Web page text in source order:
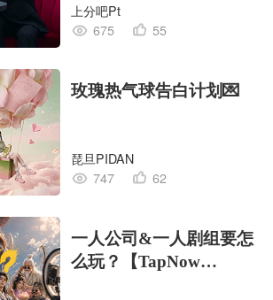
上分吧Pt
675
55
玫瑰热气球告白计划💌
琵旦PIDAN
747
62
一人公司&一人剧组要怎
么玩？【TapNow